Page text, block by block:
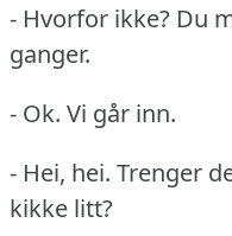
- Hvorfor ikke? Du
ganger.
- Ok. Vi går inn.
- Hei, hei. Trenger
kikke litt?